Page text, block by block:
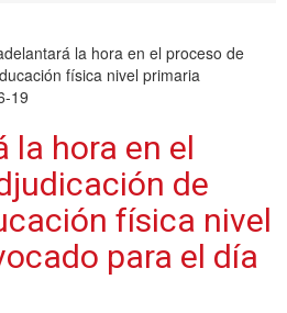
la hora en el proceso de
física nivel primaria
19
la hora en el
de
física nivel
para el día